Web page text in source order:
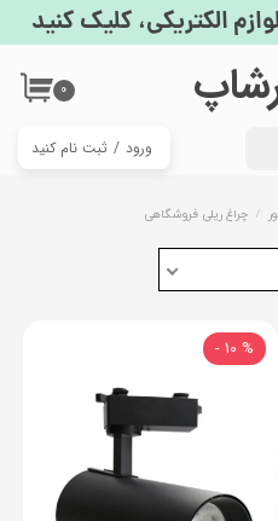
ورود / ثبت نام کنید
۰
الکتریکی، کلیک کنید
چراغ ریلی فروشگاهی
% 10 -